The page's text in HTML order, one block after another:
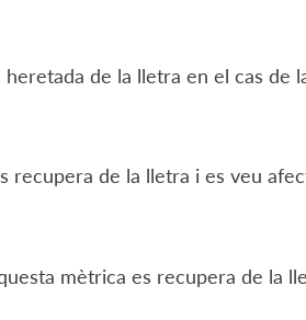
de la lletra en el cas de
recupera de la lletra i es veu
mètrica es recupera de la